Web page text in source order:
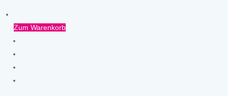
Zum Warenkorb